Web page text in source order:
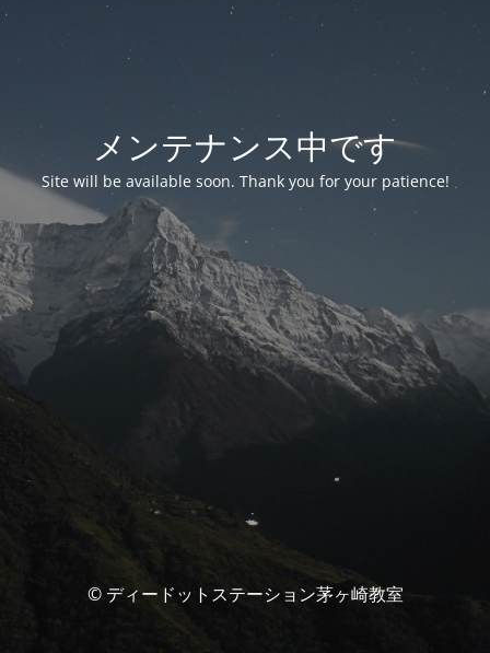
メンテナンス中です
Site will be available soon. Thank you for your patience!
© ディードットステーション茅ヶ崎教室